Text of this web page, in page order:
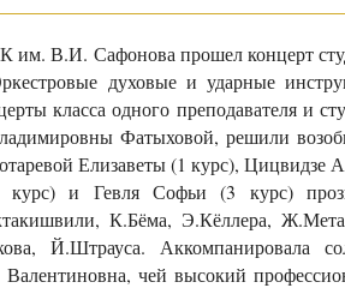
им. В.И. Сафонова прошелконцерт
духовые и ударные
класса одного преподавателя и
Фатыховой, решили
Елизаветы (1 курс), Цицвидзе
и Гевля Софьи (3 курс)
К.Бёма, Э.Кёллера,
Й.Штрауса. Аккомпанировала
чей высокий